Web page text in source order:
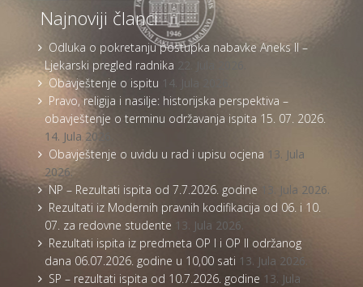
Najnoviji članci
Odluka o pokretanju postupka nabavke Aneks II –
Ljekarski pregled radnika
22. Jula 2026.
Obavještenje o ispitu 14. Jula 2026.
Pravo, religija i nasilje: historijska perspektiva –
obavještenje o terminu održavanja ispita 15. 07. 2026.
14. Jula 2026.
Obavještenje o uvidu u rad i upisu ocjena 13. Jula
2026.
NP – Rezultati ispita od 7.7.2026. godine
13. Jula 2026.
Rezultati iz Modernih pravnih kodifikacija od 06. i 10.
07. za redovne studente 13. Jula 2026.
Rezultati ispita iz predmeta OP I i OP II održanog
dana 06.07.2026. godine u 10,00 sati 13. Jula 2026.
SP – rezultati ispita od 10.7.2026. godine 13. Jula